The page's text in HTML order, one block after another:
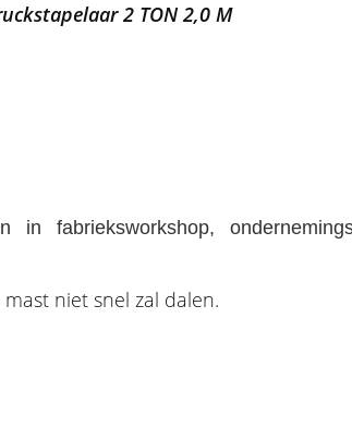
2 TON 2,0 M
fabrieksworkshop,
niet snel zal dalen.